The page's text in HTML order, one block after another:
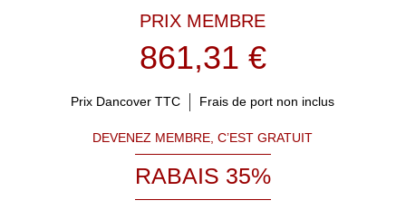
PRIX MEMBRE
861,31 €
Prix Dancover TTC Frais de port non inclus
DEVENEZ MEMBRE, C’EST GRATUIT
RABAIS 35%